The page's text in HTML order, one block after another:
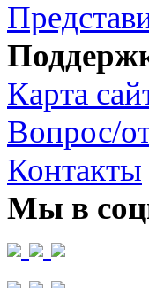
Карта
Вопрос/
Контакты
Мы в